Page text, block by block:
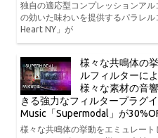
独自の適応型コンプレッションア
の効いた味わいを提供するパラレ
Heart NY」が
様々な共鳴体の
ルフィルターに
様々な素材の音
きる強力なフィルタープラグ
Music「Supermodal」が
様々な共鳴体の挙動をエミュレー